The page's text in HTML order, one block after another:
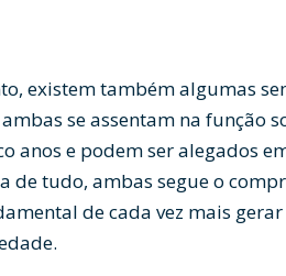
existem também algumas
se assentam na função
anos e podem ser alegados
de tudo, ambas segue o
de cada vez mais